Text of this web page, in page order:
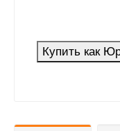
Купить как